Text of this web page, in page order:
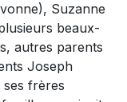
Suzanne
beaux-
autres parents
Joseph
ses frères